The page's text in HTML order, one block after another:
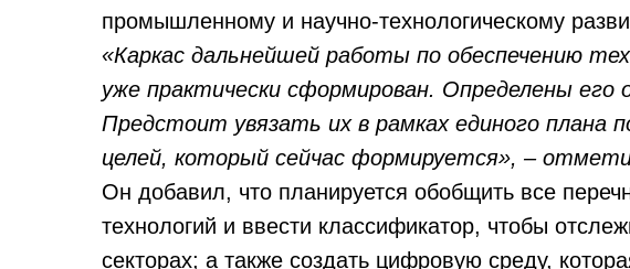
промышленному и научно-технологическому
«Каркас дальнейшей работы по обеспечению
уже практически сформирован. Определены его
Предстоит увязать их в рамках единого плана
целей, который сейчас формируется», –
Он добавил, что планируется обобщить все
технологий и ввести классификатор, чтобы
секторах; а также создать цифровую среду,